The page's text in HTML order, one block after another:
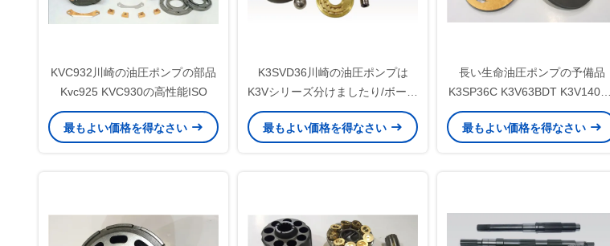
KVC932川崎の油圧ポンプの部品
Kvc925 KVC930の高性能ISO
最もよい価格を得なさい
K3SVD36川崎の油圧ポンプは
K3Vシリーズ分けましたり/ボール
ベアリングのばねガイド
最もよい価格を得なさい
長い生命油圧ポンプの予備品
K3SP36C K3V63BDT K3V140DT
の高性能
最もよい価格を得なさい